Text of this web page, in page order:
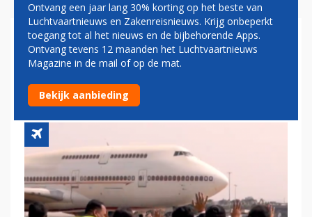
IN BEELD: AIR INDIA ZWAAIT
MET WING WAVE BOEING 747
UIT
Ontvang een jaar lang 30% korting op het beste van
Luchtvaartnieuws en Zakenreisnieuws. Krijg onbeperkt
toegang tot al het nieuws en de bijbehorende Apps.
Ontvang tevens 12 maanden het Luchtvaartnieuws
Magazine in de mail of op de mat.
Bekijk aanbieding